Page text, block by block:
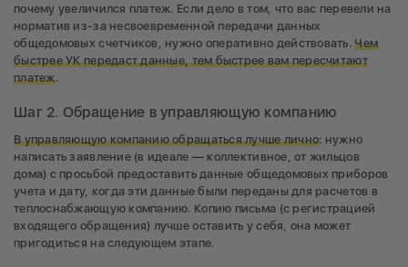
почему увеличился платеж. Если дело в том, что вас перевели на
норматив из-за несвоевременной передачи данных
общедомовых счетчиков, нужно оперативно действовать.Чем
быстрее УК передаст данные, тем быстрее вам пересчитают
платеж.
Шаг 2. Обращение в управляющую компанию
В управляющую компанию обращаться лучше лично: нужно
написать заявление (в идеале — коллективное, от жильцов
дома) с просьбой предоставить данные общедомовых приборов
учета и дату, когда эти данные были переданы для расчетов в
теплоснабжающую компанию. Копию письма (с регистрацией
входящего обращения) лучше оставить у себя, она может
пригодиться на следующем этапе.